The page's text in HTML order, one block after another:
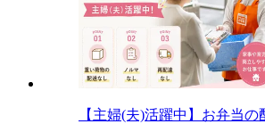
【主婦(夫)活躍中】お弁当の